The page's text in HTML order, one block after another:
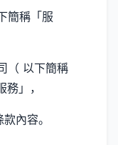
簡稱「服
（ 以下簡稱
」，
內容。